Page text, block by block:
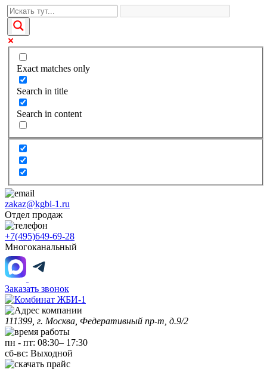
Exact matches only
Search in title
Search in content
zakaz@kgbi-1.ru
Отдел продаж
+7(495)649-69-28
Многоканальный
Заказать звонок
111399, г. Москва, Федеративный пр-т, д.9/2
пн - пт: 08:30– 17:30
сб-вс: Выходной